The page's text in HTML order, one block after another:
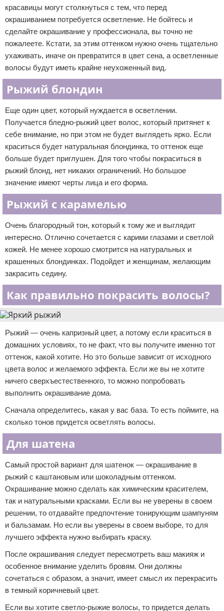
красавицы могут столкнуться с тем, что перед
окрашиванием потребуется осветление. Не бойтесь и
сделайте окрашивание у профессионала, вы точно не
пожалеете. Кстати, за этим оттенком нужно очень тщательно
ухаживать, иначе он превратится в цвет сена, а осветленные
волосы будут иметь крайне неухоженный вид.
Рыжий блондин
Еще один цвет, который нуждается в осветлении.
Получается бледно-рыжий цвет волос, который притянет к
себе внимание, но при этом не будет выглядеть ярко. Если
краситься будет натуральная блондинка, то оттенок еще
больше будет приглушен. Для того чтобы покраситься в
рыжий блонд, нет никаких ограничений. Но большое
значение имеют черты лица и его форма.
Рыжий с карамелью
Очень благородный тон, который к тому же и выглядит
интересно. Отлично сочетается с карими глазами и светлой
кожей. Не менее хорошо смотрится на натуральных и
крашенных блондинках. Подойдет и женщинам, желающим
закрасить седину.
Как правильно покрасить волосы?
Рыжий — очень капризный цвет, а потому если краситься в
домашних условиях, то не факт, что вы получите именно тот
оттенок, какой хотите. Но это больше зависит от исходного
цвета волос и желаемого эффекта. Если же вы не хотите
ничего сверхъестественного, то можно попробовать
выполнить окрашивание дома.
Сначала определитесь, какая у вас база. То есть поймите, на
сколько тонов придется осветлять волосы.
Для шатена
Самый простой вариант для шатенок — окрашивание в
рыжий с каштановым или шоколадным оттенком.
Окрашивание можно сделать как химическим красителем,
так и натуральными красками. Если вы не уверены в своем
решении, то отдавайте предпочтение тонирующим шампуням
и бальзамам. Но если вы уверены в своем выборе, то для
лучшего эффекта нужно выбирать краску.
После окрашивания следует пересмотреть ваш макияж и
особенное внимание уделить бровям. Они должны
сочетаться с образом, а значит, имеет смысл их перекрасить
в темный коричневый цвет.
Если вы хотите светло-рыжие волосы, то придется делать